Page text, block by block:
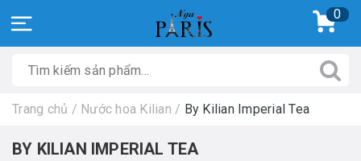
0
Trang chủ / Nước hoa Kilian / By Kilian Imperial Tea
BY KILIAN IMPERIAL TEA